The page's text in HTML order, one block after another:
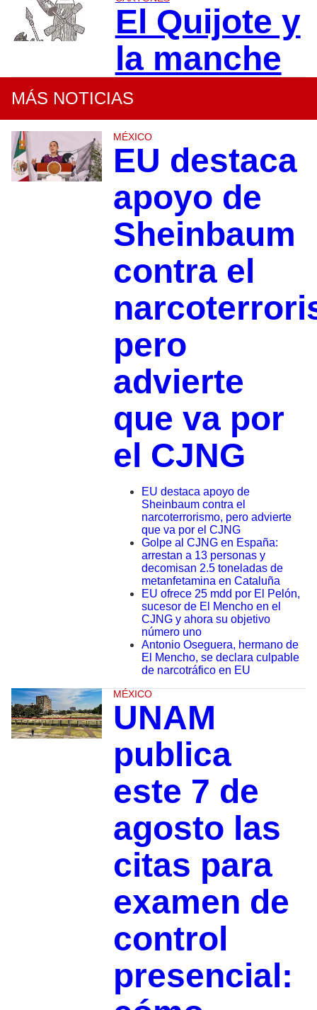
El Quijote y
la manche
MÁS NOTICIAS
MÉXICO
EU destaca
apoyo de
Sheinbaum
contra el
pero
advierte
que va por
el CJNG
EU destaca apoyo de
Sheinbaum contra el
narcoterrorismo, pero advierte
que va por el CJNG
Golpe al CJNG en España:
arrestan a 13 personas y
decomisan 2.5 toneladas de
metanfetamina en Cataluña
EU ofrece 25 mdd por El Pelón,
sucesor de El Mencho en el
CJNG y ahora su objetivo
número uno
Antonio Oseguera, hermano de
El Mencho, se declara culpable
de narcotráfico en EU
MÉXICO
UNAM
publica
este 7 de
agosto las
citas para
examen de
control
presencial: